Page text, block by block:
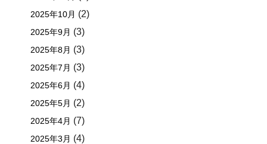
2025年10月 (2)
2025年9月 (3)
2025年8月 (3)
2025年7月 (3)
2025年6月 (4)
2025年5月 (2)
2025年4月 (7)
2025年3月 (4)